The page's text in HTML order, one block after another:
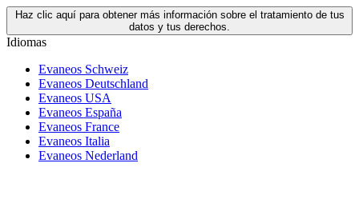
Haz clic aquí para obtener más información sobre el tratamiento de tus
datos y tus derechos.
Idiomas
Evaneos Schweiz
Evaneos Deutschland
Evaneos USA
Evaneos España
Evaneos France
Evaneos Italia
Evaneos Nederland